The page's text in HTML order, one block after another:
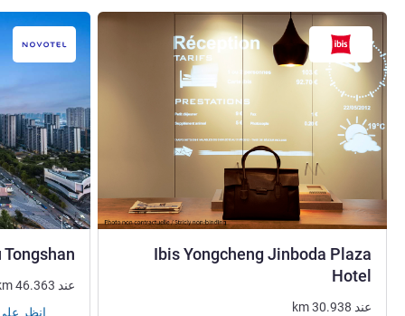
Ibis Yongcheng Jinboda Plaza
Hotel
عند km30.938
عند 46.363